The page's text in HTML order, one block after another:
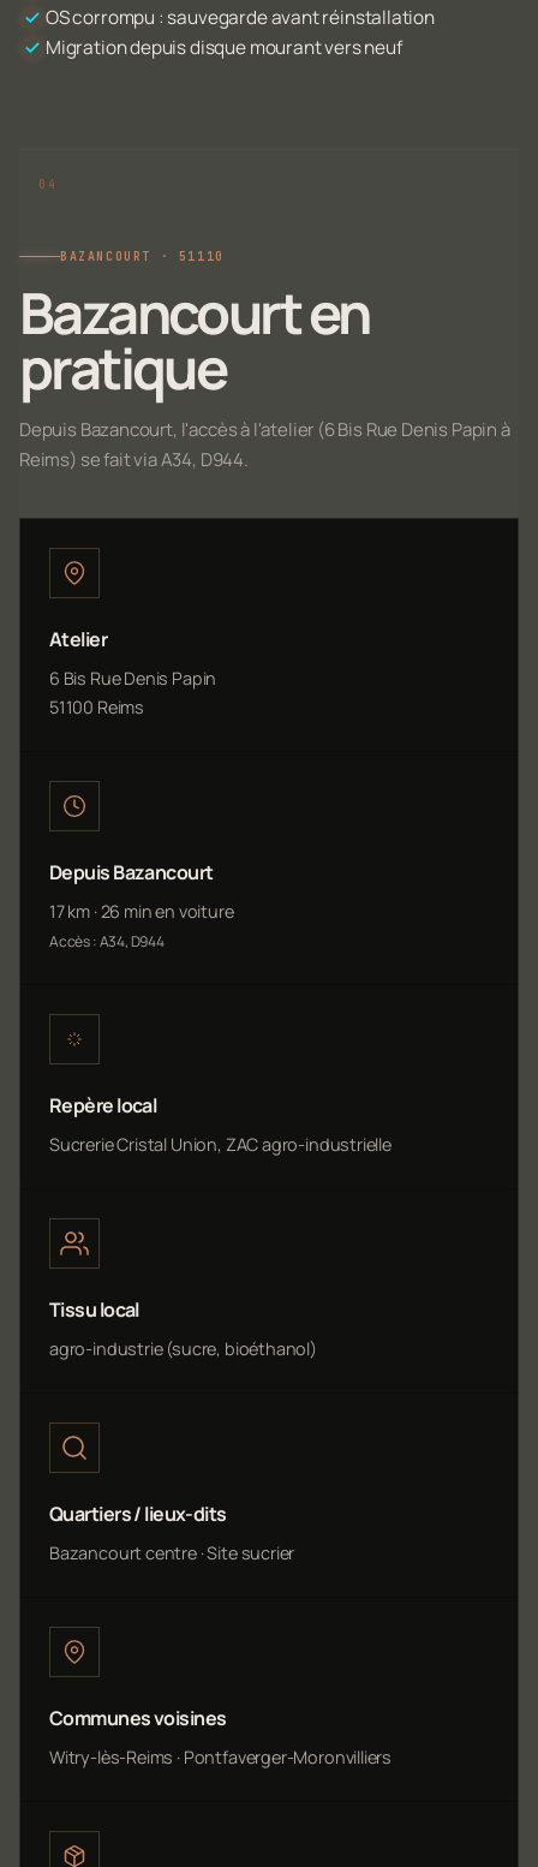
OS corrompu : sauvegarde avant réinstallation
Migration depuis disque mourant vers neuf
BAZANCOURT · 51110
Bazancourt en
pratique
Depuis Bazancourt, l'accès à l'atelier (6 Bis Rue Denis Papin à
Reims) se fait via A34, D944.
Atelier
6 Bis Rue Denis Papin
51100 Reims
Depuis Bazancourt
17 km · 26 min en voiture
Accès : A34, D944
Repère local
Sucrerie Cristal Union, ZAC agro-industrielle
Tissu local
agro-industrie (sucre, bioéthanol)
Quartiers / lieux-dits
Bazancourt centre · Site sucrier
Communes voisines
Witry-lès-Reims · Pontfaverger-Moronvilliers